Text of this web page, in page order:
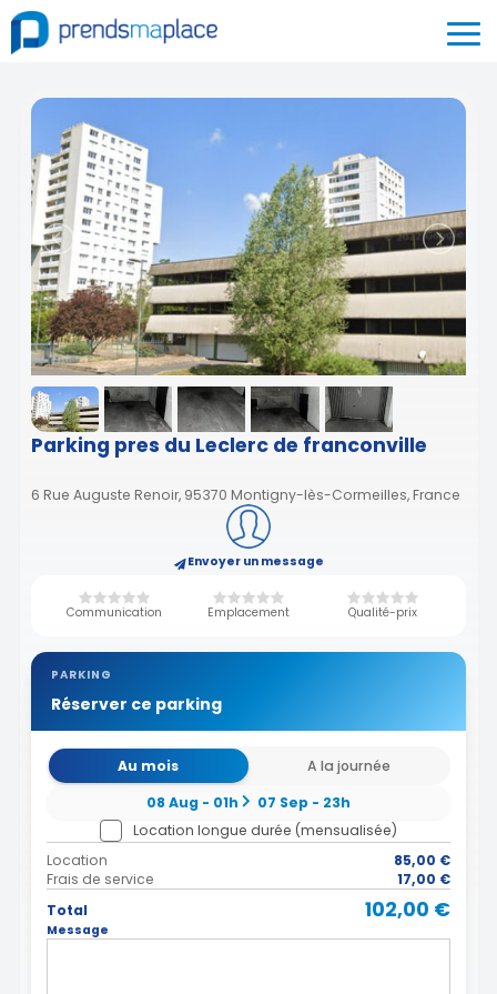
Parking pres du Leclerc de franconville
6 Rue Auguste Renoir, 95370 Montigny-lès-Cormeilles, France
Envoyer un message
Communication Emplacement Qualité-prix
PARKING
Réserver ce parking
Au mois
A la journée
08 Aug - 01h
07 Sep - 23h
Location longue durée (mensualisée)
Location
85,00 €
Frais de service
17,00 €
Total
102,00 €
Message